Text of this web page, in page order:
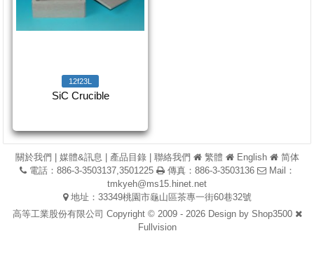
12f23L
SiC Crucible
關於我們 媒體&訊息 產品目錄| 聯絡我們 繁體 English
简体
電話：886-3-3503137,3501225
傳真：886-3-3503136
Mail：
tmkyeh@ms15.hinet.net
地址：33349桃園市龜山區茶專一街60巷32號
高等工業股份有限公司 Copyright © 2009 - 2026 Design by Shop3500
Fullvision